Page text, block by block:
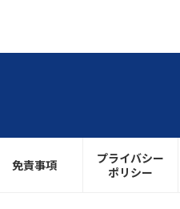
免責事項
プライバシー
ポリシー